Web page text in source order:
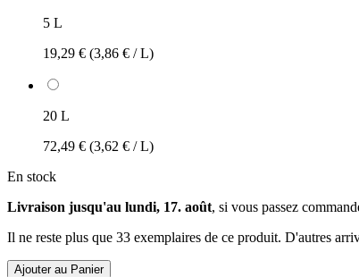
5 L
19,29 € (3,86 € / L)
20 L
72,49 € (3,62 € / L)
En stock
Livraison jusqu'au lundi, 17. août, si vous passez
Il ne reste plus que 33 exemplaires de ce produit. D'autres
Ajouter au Panier